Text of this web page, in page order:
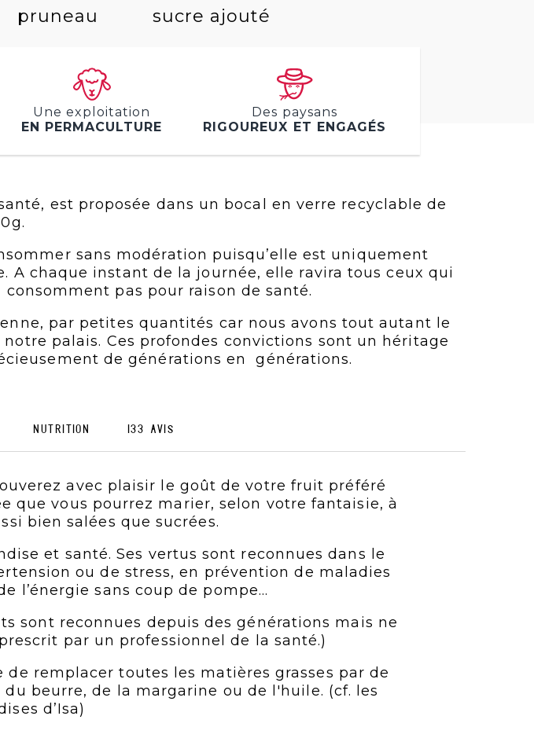
pruneau sucre ajouté
Une exploitation
EN PERMACULTURE
Des paysans
RIGOUREUX ET ENGAGÉS
est proposée dans un bocal en verre recyclable de
sans modération puisqu’elle est uniquement
A chaque instant de la journée, elle ravira tous ceux qui
pas pour raison de santé.
par petites quantités car nous avons tout autant le
palais. Ces profondes convictions sont un héritage
de générations en générations.
NUTRITION 133 avis
avec plaisir le goût de votre fruit préféré
que vous pourrez marier, selon votre fantaisie, à
bien salées que sucrées.
et santé. Ses vertus sont reconnues dans le
ou de stress, en prévention de maladies
l’énergie sans coup de pompe...
sont reconnues depuis des générations mais ne
par un professionnel de la santé.)
remplacer toutes les matières grasses par de
beurre, de la margarine ou de l'huile. (cf. les
d’Isa)